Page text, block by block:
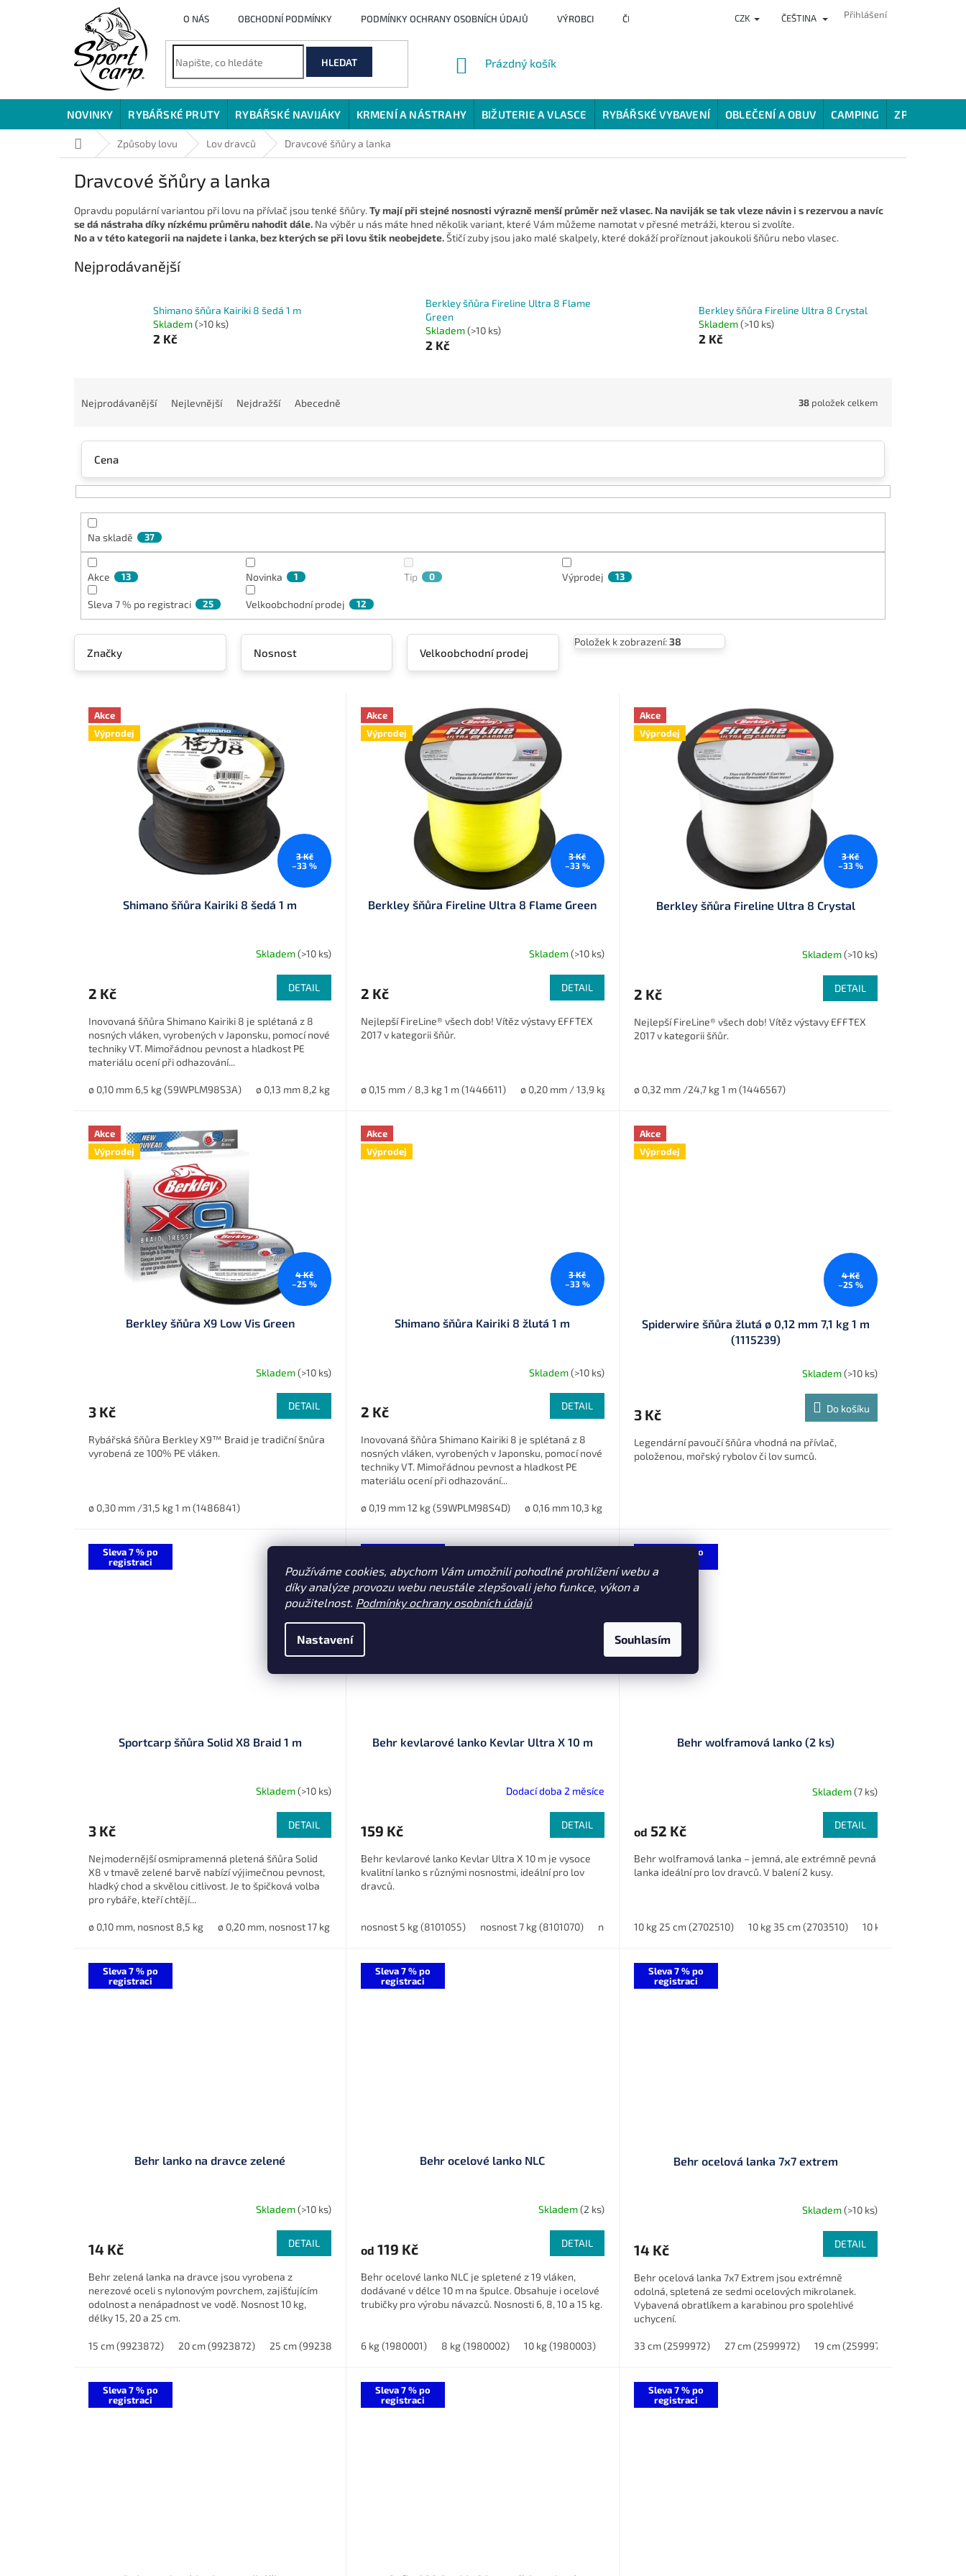
Používáme cookies, abychom Vám umožnili pohodlné prohlížení webu a
díky analýze provozu webu neustále zlepšovali jeho funkce, výkon a
použitelnost. Podmínky ochrany osobních údajů
Nastavení Souhlasím
O NÁS OBCHODNÍ PODMÍNKY PODMÍNKY OCHRANY OSOBNÍCH ÚDAJŮ VÝROBCI ČLÁNKY HODNOCENÍ OBCHODU VĚRNOSTNÍ
CZK ČEŠTINA Přihlášení
HLEDAT
NÁKUPNÍ
Prázdný košík
NOVINKY RYBÁŘSKÉ PRUTY RYBÁŘSKÉ NAVIJÁKY KRMENÍ A NÁSTRAHY BIŽUTERIE A VLASCE RYBÁŘSKÉ VYBAVENÍ OBLEČENÍ A OBUV CAMPING ZPŮSOBY
Domů Způsoby lovu Lov dravců Dravcové šňůry a lanka
Dravcové šňůry a lanka
Opravdu populární variantou při lovu na přívlač jsou tenké šňůry. Ty mají při stejné nosnosti výrazně menší průměr než vlasec. Na naviják se tak vleze návin i s rezervou a navíc
se dá nástraha díky nízkému průměru nahodit dále. Na výběr u nás máte hned několik variant, které Vám můžeme namotat v přesné metráži, kterou si zvolíte.
No a v této kategorii na najdete i lanka, bez kterých se při lovu štik neobejdete.Štičí zuby jsou jako malé skalpely, které dokáží proříznout jakoukoli šňůru nebo vlasec.
Nejprodávanější
Shimano šňůra Kairiki 8 šedá 1 m
Skladem(>10 ks)
2 Kč
Berkley šňůra Fireline Ultra 8 Flame
Green
Skladem(>10 ks)
2 Kč
Berkley šňůra Fireline Ultra 8 Crystal
Skladem(>10 ks)
2 Kč
p
r
o
Nejprodávanější Nejlevnější Nejdražší Abecedně 38 položek celkem
Cena
Na skladě 37
Akce 13 Novinka 1 Tip 0 Výprodej 13
Sleva 7 % po registraci 25 Velkoobchodní prodej 12
Značky Nosnost Velkoobchodní prodej
Položek k zobrazení:38
Akce
Výprodej
3 Kč
–33 %
Shimano šňůra Kairiki 8 šedá 1 m
Skladem(>10 ks)
2 Kč DETAIL
Inovovaná šňůra Shimano Kairiki 8 je splétaná z 8
nosných vláken, vyrobených v Japonsku, pomocí nové
techniky VT. Mimořádnou pevnost a hladkost PE
materiálu ocení při odhazování...
ø 0,10 mm 6,5 kg (59WPLM98S3A) ø 0,13 mm 8,2 kg (59WPLM98S3B)
Akce
Výprodej
3 Kč
–33 %
Berkley šňůra Fireline Ultra 8 Flame Green
Skladem(>10 ks)
2 Kč DETAIL
Nejlepší FireLine® všech dob! Vítěz výstavy EFFTEX
2017 v kategorii šňůr.
ø 0,15 mm / 8,3 kg 1 m (1446611) ø 0,20 mm / 13,9 kg 1 m (1446613)
Akce
Výprodej
3 Kč
–33 %
Berkley šňůra Fireline Ultra 8 Crystal
Skladem(>10 ks)
2 Kč DETAIL
Nejlepší FireLine® všech dob! Vítěz výstavy EFFTEX
2017 v kategorii šňůr.
ø 0,32 mm /24,7 kg 1 m (1446567)
Akce
Výprodej
4 Kč
–25 %
Berkley šňůra X9 Low Vis Green
Skladem(>10 ks)
3 Kč DETAIL
Rybářská šňůra Berkley X9™ Braid je tradiční šnůra
vyrobená ze 100% PE vláken.
ø 0,30 mm /31,5 kg 1 m (1486841)
Akce
Výprodej
3 Kč
–33 %
Shimano šňůra Kairiki 8 žlutá 1 m
Skladem(>10 ks)
2 Kč DETAIL
Inovovaná šňůra Shimano Kairiki 8 je splétaná z 8
nosných vláken, vyrobených v Japonsku, pomocí nové
techniky VT. Mimořádnou pevnost a hladkost PE
materiálu ocení při odhazování...
ø 0,19 mm 12 kg (59WPLM98S4D) ø 0,16 mm 10,3 kg (59WPLM98S4C)
Akce
Výprodej
4 Kč
–25 %
Spiderwire šňůra žlutá ø 0,12 mm 7,1 kg 1 m
(1115239)
Skladem(>10 ks)
3 Kč Do košíku
Legendární pavoučí šňůra vhodná na přívlač,
položenou, mořský rybolov či lov sumců.
Sleva 7 % po
registraci
Sportcarp šňůra Solid X8 Braid 1 m
Skladem(>10 ks)
3 Kč DETAIL
Nejmodernější osmipramenná pletená šňůra Solid
X8 v tmavě zelené barvě nabízí výjimečnou pevnost,
hladký chod a skvělou citlivost. Je to špičková volba
pro rybáře, kteří chtějí...
ø 0,10 mm, nosnost 8,5 kg ø 0,20 mm, nosnost 17 kg ø 0,40 mm, nosnost 39 kg
Behr kevlarové lanko Kevlar Ultra X 10 m
Dodací doba 2 měsíce
159 Kč DETAIL
Behr kevlarové lanko Kevlar Ultra X 10 m je vysoce
kvalitní lanko s různými nosnostmi, ideální pro lov
dravců.
nosnost 5 kg (8101055) nosnost 7 kg (8101070) nosnost 12 kg (8101012)
Sleva 7 % po
Behr wolframová lanko (2 ks)
Skladem(7 ks)
od 52 Kč DETAIL
Behr wolframová lanka – jemná, ale extrémně pevná
lanka ideální pro lov dravců. V balení 2 kusy.
10 kg 25 cm (2702510) 10 kg 35 cm (2703510) 10 kg 45 cm (2704510)
Sleva 7 % po
registraci
Behr lanko na dravce zelené
Skladem(>10 ks)
14 Kč DETAIL
Behr zelená lanka na dravce jsou vyrobena z
nerezové oceli s nylonovým povrchem, zajišťujícím
odolnost a nenápadnost ve vodě. Nosnost 10 kg,
délky 15, 20 a 25 cm.
15 cm (9923872) 20 cm (9923872) 25 cm (9923872)
Sleva 7 % po
registraci
Behr ocelové lanko NLC
Skladem(2 ks)
od 119 Kč DETAIL
Behr ocelové lanko NLC je spletené z 19 vláken,
dodávané v délce 10 m na špulce. Obsahuje i ocelové
trubičky pro výrobu návazců. Nosnosti 6, 8, 10 a 15 kg.
6 kg (1980001) 8 kg (1980002) 10 kg (1980003) 15 kg (1980004)
Sleva 7 % po
registraci
Behr ocelová lanka 7x7 extrem
Skladem(>10 ks)
14 Kč DETAIL
Behr ocelová lanka 7x7 Extrem jsou extrémně
odolná, spletená ze sedmi ocelových mikrolanek.
Vybavená obratlíkem a karabinou pro spolehlivé
uchycení.
33 cm (2599972) 27 cm (2599972) 19 cm (2599972)
Sleva 7 % po
registraci
Sleva 7 % po
registraci
Sleva 7 % po
registraci